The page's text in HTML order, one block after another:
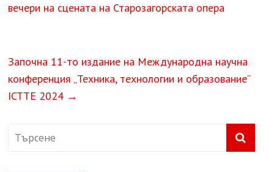
вечери на сцената на Старозагорската опера
Започна 11-то издание на Международна научна
конференция „Техника, технологии и образование“
ICTTE 2024 →